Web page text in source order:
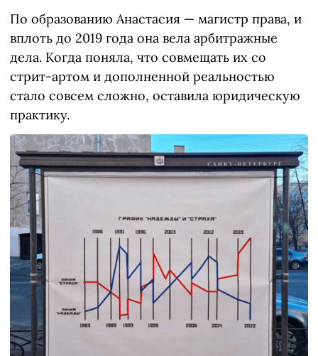
По образованию Анастасия — магистр права, и
вплоть до 2019 года она вела арбитражные
дела. Когда поняла, что совмещать их со
стрит-артом и дополненной реальностью
стало совсем сложно, оставила юридическую
практику.